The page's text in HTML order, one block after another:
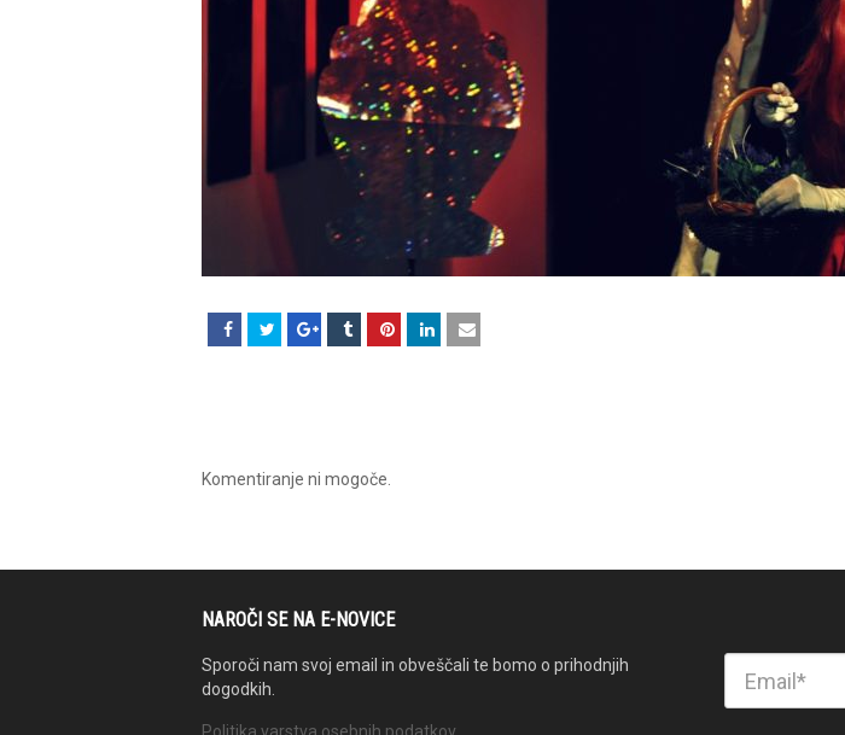
Komentiranje ni mogoče.
NAROČI SE NA E-NOVICE
Sporoči nam svoj email in obveščali te bomo o prihodnjih
dogodkih.